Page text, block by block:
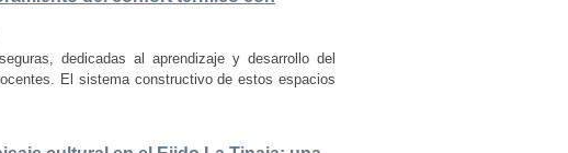
dedicadas al aprendizaje y desarrollo del
El sistema constructivo de estos espacios